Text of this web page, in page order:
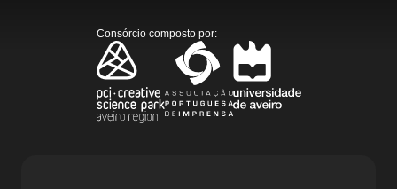
Consórcio composto por: